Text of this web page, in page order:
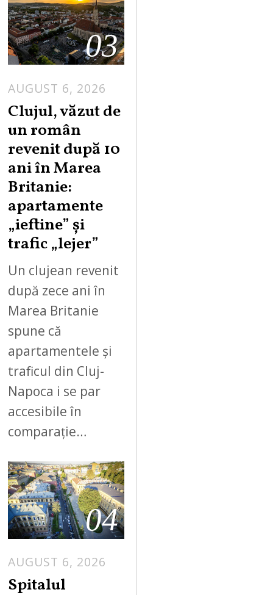
03
AUGUST 6, 2026
Clujul, văzut de
un român
revenit după 10
ani în Marea
Britanie:
apartamente
„ieftine” și
trafic „lejer”
Un clujean revenit
după zece ani în
Marea Britanie
spune că
apartamentele și
traficul din Cluj-
Napoca i se par
accesibile în
comparație…
04
AUGUST 6, 2026
Spitalul